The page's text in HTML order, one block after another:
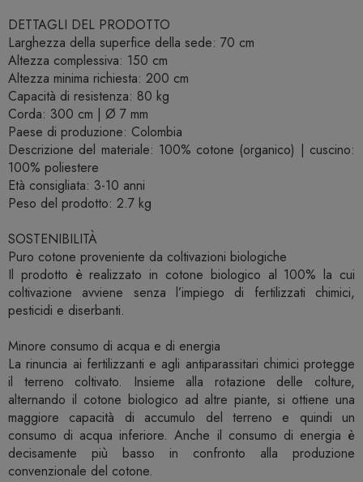
DETTAGLI DEL PRODOTTO
Larghezza della superfice della sede: 70 cm
Altezza complessiva: 150 cm
Altezza minima richiesta: 200 cm
Capacità di resistenza: 80 kg
Corda: 300 cm | Ø 7 mm
Paese di produzione: Colombia
Descrizione del materiale: 100% cotone (organico) | cuscino:
100% poliestere
Età consigliata: 3-10 anni
Peso del prodotto: 2.7 kg
SOSTENIBILITÀ
Puro cotone proveniente da coltivazioni biologiche
Il prodotto è realizzato in cotone biologico al 100% la cui
coltivazione avviene senza l’impiego di fertilizzati chimici,
pesticidi e diserbanti.
Minore consumo di acqua e di energia
La rinuncia ai fertilizzanti e agli antiparassitari chimici protegge
il terreno coltivato. Insieme alla rotazione delle colture,
alternando il cotone biologico ad altre piante, si ottiene una
maggiore capacità di accumulo del terreno e quindi un
consumo di acqua inferiore. Anche il consumo di energia è
decisamente più basso in confronto alla produzione
convenzionale del cotone.